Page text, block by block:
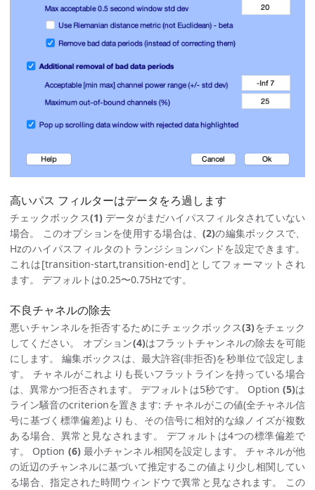
高いパス フィルターはデータをろ過します
チェックボックス(1)データがまだハイパスフィルタされていない
場合。 このオプションを使用する場合は、(2)の編集ボックスで、
Hzのハイパスフィルタのトランジションバンドを設定できます。
これは[transition-start,transition-end]としてフォーマットされ
ます。 デフォルトは0.25〜0.75Hzです。
不良チャネルの除去
悪いチャンネルを拒否するためにチェックボックス(3)をチェック
してください。 オプション(4)はフラットチャンネルの除去を可能
にします。 編集ボックスは、最大許容(非拒否)を秒単位で設定しま
す。 チャネルがこれよりも長いフラットラインを持っている場合
は、異常かつ拒否されます。 デフォルトは5秒です。 Option (5)は
ライン騒音のcriterionを置きます: チャネルがこの値(全チャネル信
号に基づく標準偏差)よりも、その信号に相対的な線ノイズが複数
ある場合、異常と見なされます。 デフォルトは4つの標準偏差で
す。 Option (6)最小チャンネル相関を設定します。 チャネルが他
の近辺のチャンネルに基づいて推定するこの値より少し相関してい
る場合、指定された時間ウィンドウで異常と見なされます。 この